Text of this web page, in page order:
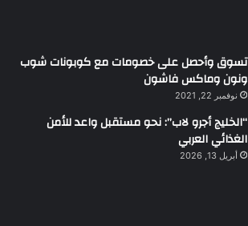
تسوق وأحصل على خصومات مع كوبونات شوب
ونون وماكس فاشون
نوفمبر 22, 2021
“الخليج أجرو لاب”: نحو مستقبل واعد للأمن
الغذائي العربي
أبريل 13, 2026